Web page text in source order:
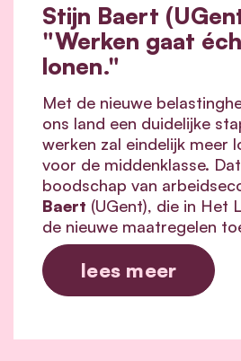
Stijn Baert
"Werken gaat
lonen."
Met de nieuwe
ons land een duidelijke
werken zal eindelijk meer
voor de middenklasse.
boodschap van
Baert (UGent), die in Het
de nieuwe maatregelen
lees meer